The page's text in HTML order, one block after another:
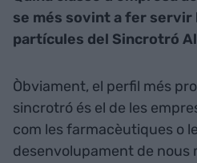
se més sovint a fer servir
partícules del Sincrotró
Òbviament, el perfil més
sincrotró és el de les
com les farmacèutiques o
desenvolupament de nous